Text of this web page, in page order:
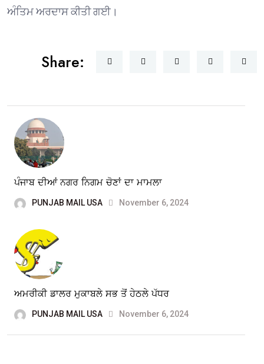
ਅੰਤਿਮ ਅਰਦਾਸ ਕੀਤੀ ਗਈ।
Share:
ਪੰਜਾਬ ਦੀਆਂ ਨਗਰ ਨਿਗਮ ਚੋਣਾਂ ਦਾ ਮਾਮਲਾ
PUNJAB MAIL USA November 6, 2024
ਅਮਰੀਕੀ ਡਾਲਰ ਮੁਕਾਬਲੇ ਸਭ ਤੋਂ ਹੇਠਲੇ ਪੱਧਰ
PUNJAB MAIL USA November 6, 2024